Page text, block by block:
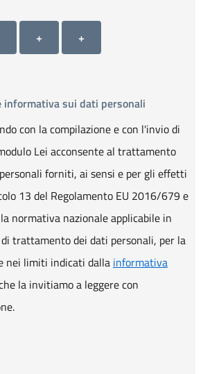
2Allegato 3
+
Allegato 4
+
informativa sui dati personali
con la compilazione e con l'invio di
Lei acconsente al trattamento
forniti, ai sensi e per gli effetti
13 del Regolamento EU 2016/679 e
normativa nazionale applicabile in
trattamento dei dati personali, per la
nei limiti indicati dalla informativa
la invitiamo a leggere con